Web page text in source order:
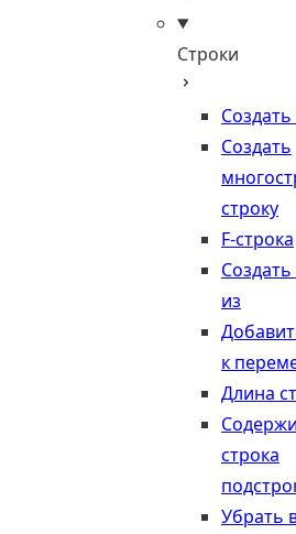
Строки
Создать
Создать
строку
F-строка
Создать
из
к
Длина
строка
Убрать